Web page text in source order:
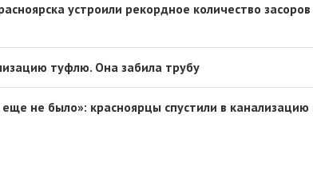
устроили рекордное количество засоров
туфлю. Она забила трубу
не было»: красноярцы спустили в канализацию